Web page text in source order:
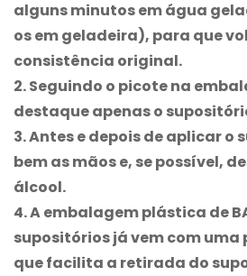
alguns minutos em água
os em geladeira), para que
consistência original.
2. Seguindo o picote na
destaque apenas o
3. Antes e depois de aplicar o
bem as mãos e, se possível,
álcool.
4. A embalagem plástica de
supositórios já vem com
que facilita a retirada do